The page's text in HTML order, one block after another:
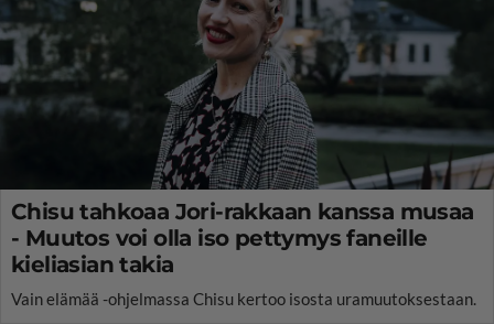
Chisu tahkoaa Jori-rakkaan kanssa musaa
- Muutos voi olla iso pettymys faneille
kieliasian takia
Vain elämää -ohjelmassa Chisu kertoo isosta uramuutoksestaan.